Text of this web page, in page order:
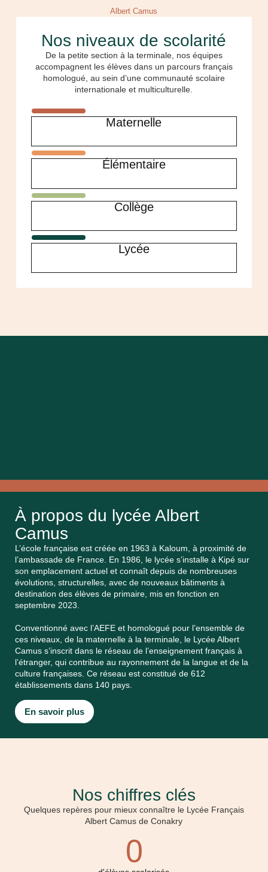
Albert Camus
Nos niveaux de scolarité
De la petite section à la terminale, nos équipes
accompagnent les élèves dans un parcours français
homologué, au sein d’une communauté scolaire
internationale et multiculturelle.
Maternelle
Élémentaire
Collège
Lycée
À propos du lycée Albert
Camus
L’école française est créée en 1963 à Kaloum, à proximité de
l’ambassade de France. En 1986, le lycée s’installe à Kipé sur
son emplacement actuel et connaît depuis de nombreuses
évolutions, structurelles, avec de nouveaux bâtiments à
destination des élèves de primaire, mis en fonction en
septembre 2023.
Conventionné avec l’AEFE et homologué pour l’ensemble de
ces niveaux, de la maternelle à la terminale, le Lycée Albert
Camus s’inscrit dans le réseau de l’enseignement français à
l’étranger, qui contribue au rayonnement de la langue et de la
culture françaises. Ce réseau est constitué de 612
établissements dans 140 pays.
En savoir plus
Nos chiffres clés
Quelques repères pour mieux connaître le Lycée Français
Albert Camus de Conakry
0